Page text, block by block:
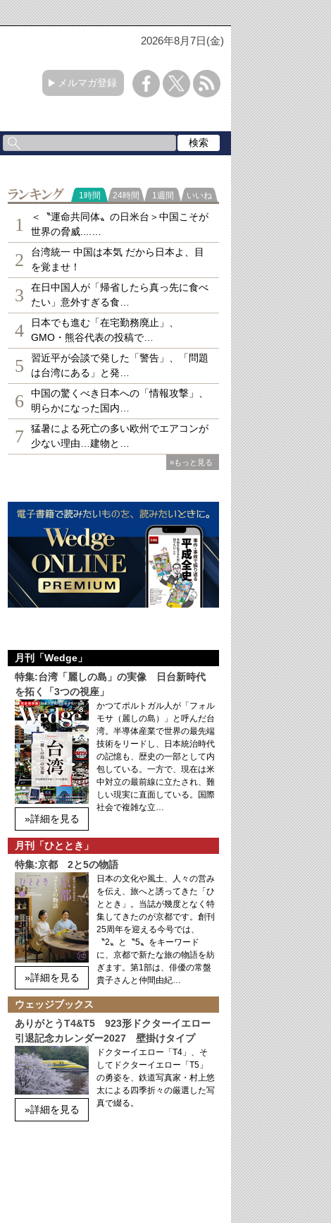
2026年8月7日(金)
メルマガ登録
ランキング
1時間 24時間 1週間 いいね
1
＜〝運命共同体〟の日米台＞中国こそが
世界の脅威....…
2
台湾統一 中国は本気 だから日本よ、目
を覚ませ！
3
在日中国人が「帰省したら真っ先に食べ
たい」意外すぎる食…
4
日本でも進む「在宅勤務廃止」、
GMO・熊谷代表の投稿で…
5
習近平が会談で発した「警告」、「問題
は台湾にある」と発…
6
中国の驚くべき日本への「情報攻撃」、
明らかになった国内…
7
猛暑による死亡の多い欧州でエアコンが
少ない理由…建物と…
»もっと見る
月刊「Wedge」
特集:台湾「麗しの島」の実像 日台新時代
を拓く「3つの視座」
»詳細を見る
かつてポルトガル人が「フォル
モサ（麗しの島）」と呼んだ台
湾。半導体産業で世界の最先端
技術をリードし、日本統治時代
の記憶も、歴史の一部として内
包している。一方で、現在は米
中対立の最前線に立たされ、難
しい現実に直面している。国際
社会で複雑な立…
月刊「ひととき」
特集:京都 2と5の物語
»詳細を見る
日本の文化や風土、人々の営み
を伝え、旅へと誘ってきた「ひ
ととき」。当誌が幾度となく特
集してきたのが京都です。創刊
25周年を迎える今号では、
〝2〟と〝5〟をキーワード
に、京都で新たな旅の物語を紡
ぎます。第1部は、俳優の常盤
貴子さんと仲間由紀…
ウェッジブックス
ありがとうT4&T5 923形ドクターイエロー
引退記念カレンダー2027 壁掛けタイプ
»詳細を見る
ドクターイエロー「T4」、そ
してドクターイエロー「T5」
の勇姿を、鉄道写真家・村上悠
太による四季折々の厳選した写
真で綴る。